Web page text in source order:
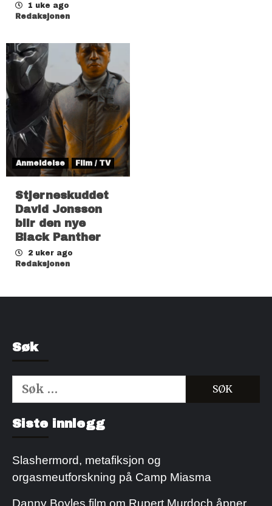
1 uke ago
Redaksjonen
Anmeldelse Film / TV
Stjerneskuddet
David Jonsson
blir den nye
Black Panther
2 uker ago
Redaksjonen
Søk
Søk
etter:
Siste innlegg
Slashermord, metafiksjon og
orgasmeutforskning på Camp Miasma
Danny Boyles film om Rupert Murdoch åpner